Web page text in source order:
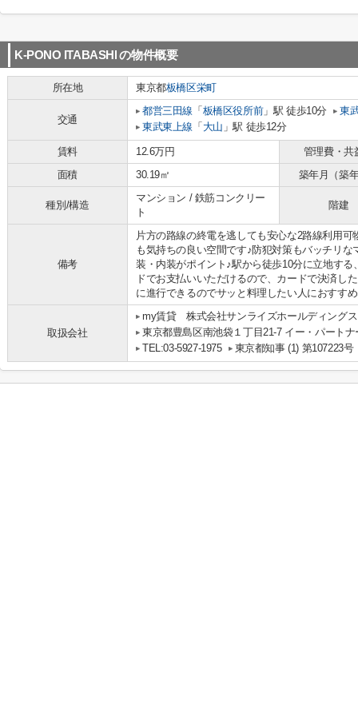
K-PONO ITABASHI の物件概要
所在地 東京都板橋区栄町
交通
都営三田線 「 板橋区役所前」駅 徒歩10分
東
東武東上線 「 大山 」駅 徒歩12分
賃料 12.6万円
管理費・共
面積
30.19㎡ 築年月（築
種別/構造
マンション / 鉄筋コンクリー
ト
階建
備考
片方の路線の終電を逃しても安心な2路線利用
も気持ちの良い空間です♪防犯対策もバッチリ
装・内装がポイント♪駅から徒歩10分に立地す
ドでお支払いいただけるので、カードで決済し
に進行できるのでサッと料理したい人におすす
取扱会社
my賃貸 株式会社サンライズホールディングス
東京都豊島区南池袋１丁目21-7 イー・パート
TEL:03-5927-1975
東京都知事 (1) 第107223号